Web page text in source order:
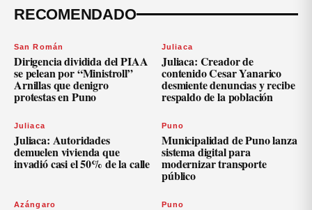
RECOMENDADO
San Román
Dirigencia dividida del PIAA
se pelean por “Ministroll”
Arnillas que denigro
protestas en Puno
Juliaca
Juliaca: Creador de
contenido Cesar Yanarico
desmiente denuncias y recibe
respaldo de la población
Juliaca
Juliaca: Autoridades
demuelen vivienda que
invadió casi el 50% de la calle
Puno
Municipalidad de Puno lanza
sistema digital para
modernizar transporte
público
Azángaro Puno